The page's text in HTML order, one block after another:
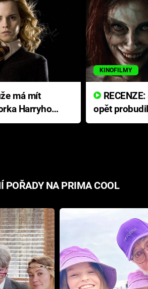
má mít
Harryho
KINOFILMY
opět
přichází s
POŘADY NA PRIMA COOL